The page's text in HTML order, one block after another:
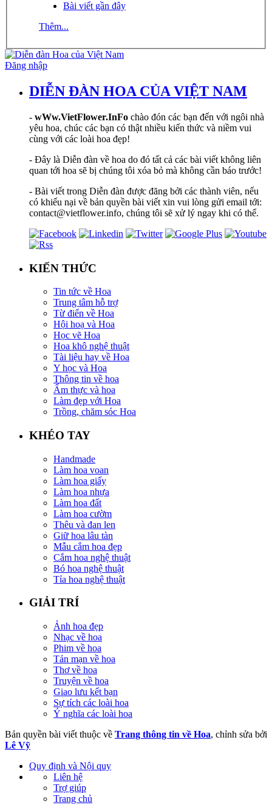
Bài viết gần đây
Thêm...
Đăng nhập
DIỄN ĐÀN HOA CỦA VIỆT NAM
- wWw.VietFlower.InFo chào đón các bạn đến với ngôi nhà
yêu hoa, chúc các bạn có thật nhiều kiến thức và niềm vui
cùng với các loài hoa đẹp!
- Đây là Diễn đàn về hoa do đó tất cả các bài viết không liên
quan tới hoa sẽ bị chúng tôi xóa bỏ mà không cần báo trước!
- Bài viết trong Diễn đàn được đăng bởi các thành viên, nếu
có khiếu nại về bản quyền bài viết xin vui lòng gửi email tới:
contact@vietflower.info, chúng tôi sẽ xử lý ngay khi có thể.
KIẾN THỨC
Tin tức về Hoa
Trung tâm hỗ trợ
Từ điển về Hoa
Hội hoạ và Hoa
Học vẽ Hoa
Hoa khô nghệ thuật
Tài liệu hay về Hoa
Y học và Hoa
Thông tin về hoa
Ẩm thực và hoa
Làm đẹp với Hoa
Trồng, chăm sóc Hoa
KHÉO TAY
Handmade
Làm hoa voan
Làm hoa giấy
Làm hoa nhựa
Làm hoa đất
Làm hoa cườm
Thêu và đan len
Giữ hoa lâu tàn
Mẫu cắm hoa đẹp
Cắm hoa nghệ thuật
Bó hoa nghệ thuật
Tỉa hoa nghệ thuật
GIẢI TRÍ
Ảnh hoa đẹp
Nhạc về hoa
Phim về hoa
Tản mạn về hoa
Thơ về hoa
Truyện về hoa
Giao lưu kết bạn
Sự tích các loài hoa
Ý nghĩa các loài hoa
Bản quyền bài viết thuộc về Trang thông tin về Hoa, chỉnh sửa bởi
Lê Vỹ
Quy định và Nội quy
Liên hệ
Trợ giúp
Trang chủ